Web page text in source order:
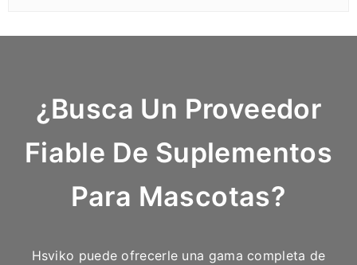
¿Busca Un Proveedor
Fiable De Suplementos
Para Mascotas?
Hsviko puede ofrecerle una gama completa de